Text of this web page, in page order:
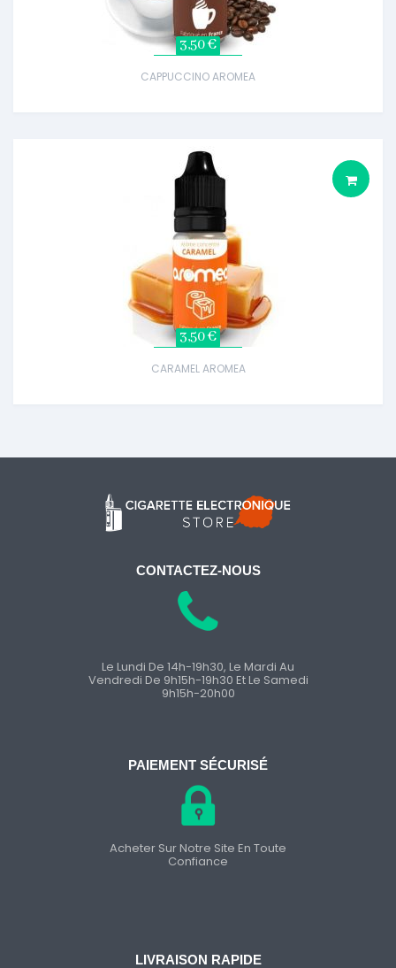
3,50 €
CAPPUCCINO AROMEA
3,50 €
CARAMEL AROMEA
CONTACTEZ-NOUS
Le Lundi De 14h-19h30, Le Mardi Au
Vendredi De 9h15h-19h30 Et Le Samedi
9h15h-20h00
PAIEMENT SÉCURISÉ
Acheter Sur Notre Site En Toute
Confiance
LIVRAISON RAPIDE